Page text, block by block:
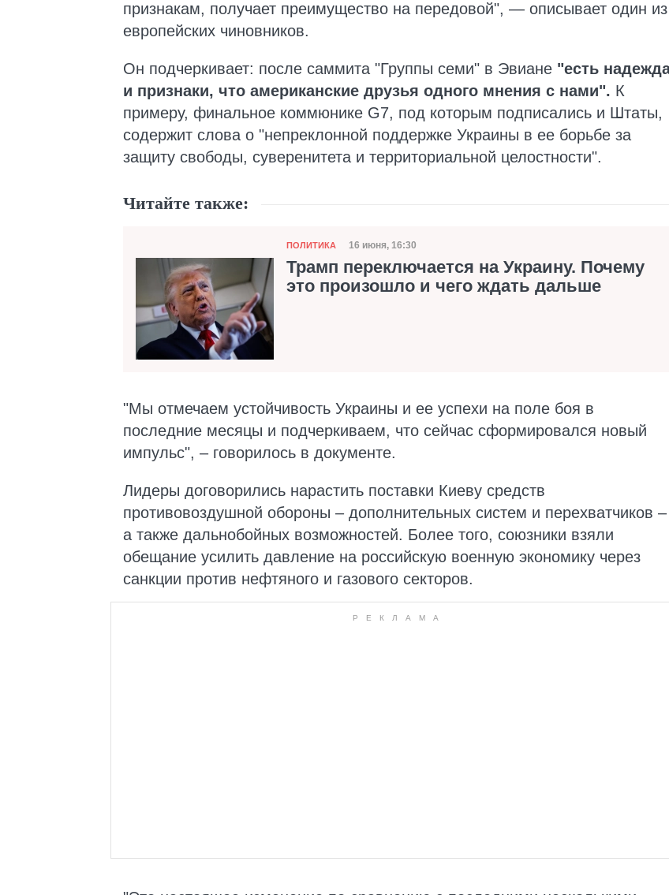
признакам, получает преимущество на передовой", — описывает один из
европейских чиновников.
Он подчеркивает: после саммита "Группы семи" в Эвиане "есть
и признаки, что американские друзья одного мнения с нами". К
примеру, финальное коммюнике G7, под которым подписались и Штаты,
содержит слова о "непреклонной поддержке Украины в ее борьбе за
защиту свободы, суверенитета и территориальной целостности".
Читайте также:
Категория
ПОЛИТИКА Дата публикации
16 июня, 16:30
Трамп переключается на Украину. Почему
это произошло и чего ждать дальше
"Мы отмечаем устойчивость Украины и ее успехи на поле боя в
последние месяцы и подчеркиваем, что сейчас сформировался новый
импульс", – говорилось в документе.
Лидеры договорились нарастить поставки Киеву средств
противовоздушной обороны – дополнительных систем и перехватчиков –
а также дальнобойных возможностей. Более того, союзники взяли
обещание усилить давление на российскую военную экономику через
санкции против нефтяного и газового секторов.